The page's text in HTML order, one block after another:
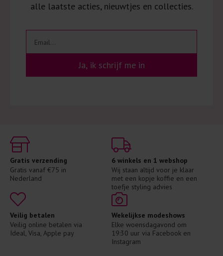
alle laatste acties, nieuwtjes en collecties.
Ja, ik schrijf me in
Gratis verzending
Gratis vanaf €75 in
Nederland
6 winkels en 1 webshop
Wij staan altijd voor je klaar
met een kopje koffie en een
toefje styling advies
Veilig betalen
Veilig online betalen via
Ideal, Visa, Apple pay
Wekelijkse modeshows
Elke woensdagavond om
19:30 uur via Facebook en
Instagram